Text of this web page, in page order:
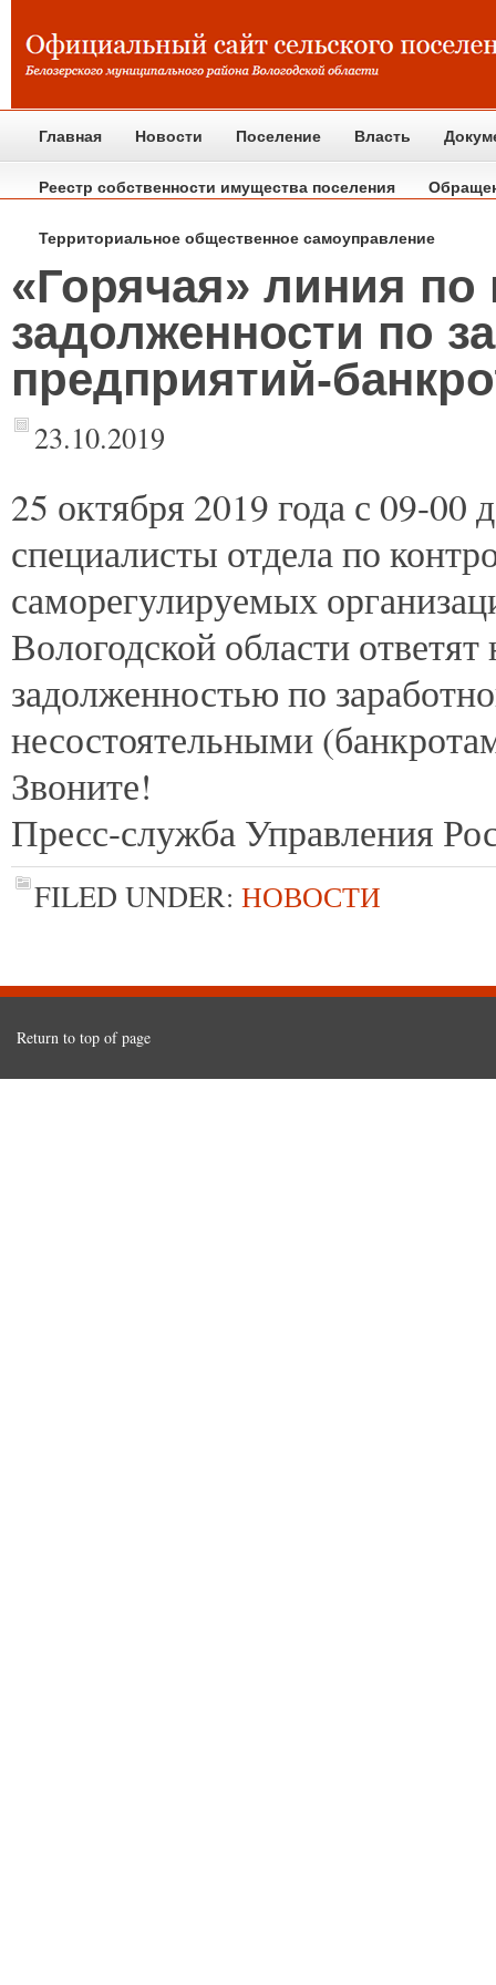
Главная Новости Поселение Власть
Реестр собственности имущества поселения
Территориальное общественное самоуправление
«Горячая» линия
задолженности по
предприятий-
23.10.2019
25 октября 2019 года с 09-
специалисты отдела по
саморегулируемых
Вологодской области
задолженностью по
несостоятельными
Звоните!
Пресс-служба Управления
FILED UNDER: НОВОСТИ
Return to top of page